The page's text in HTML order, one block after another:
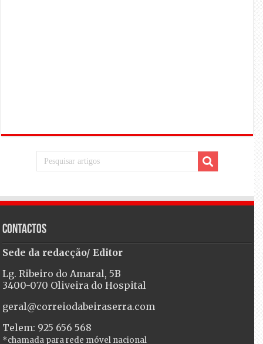
Contactos
Sede da redacção/ Editor
Lg. Ribeiro do Amaral, 5B
3400-070 Oliveira do Hospital
geral@correiodabeiraserra.com
Telem: 925 656 568
*chamada para rede móvel nacional